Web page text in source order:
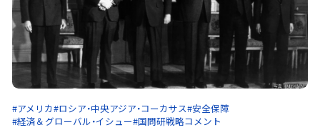
#アメリカ#ロシア・中央アジア・コーカサス#安全保障
#経済＆グローバル・イシュー#国問研戦略コメント